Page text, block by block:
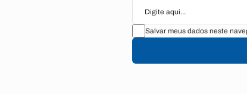
Salvar meus dados neste